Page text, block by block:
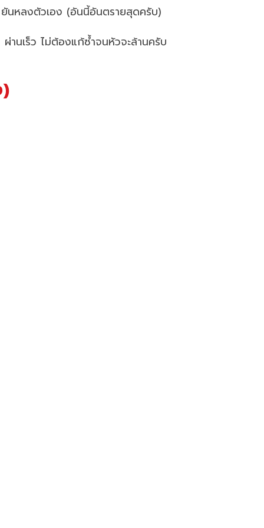
นหลงตัวเอง (อันนี้อันตรายสุดครับ)
านเร็ว ไม่ต้องแก้ซ้ำจนหัวจะล้านครับ